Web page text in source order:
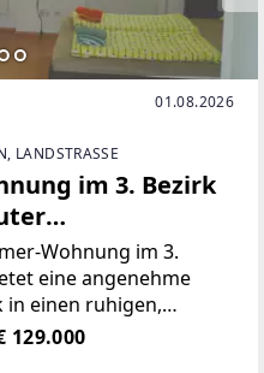
01.08.2026
LANDSTRASSE
im 3. Bezirk
Wohnung im 3.
eine angenehme
in einen ruhigen,
befindet sich im
Jahrhundertwende
129.000